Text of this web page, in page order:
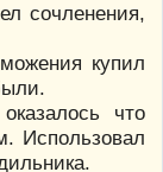
сочленения,
купил
что
Использовал